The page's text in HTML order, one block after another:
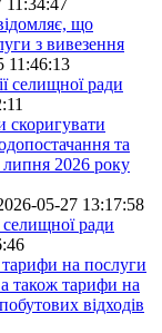
що
з вивезення
11:46:13
селищної ради
скоригувати
та
липня 2026 року
05-27 13:17:58
селищної ради
на послуги
також тарифи на
відходів